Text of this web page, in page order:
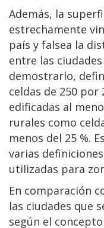
Además, la
estrechamente
país y falsea la
entre las
demostrarlo,
celdas de 250
edificadas al
rurales como
menos del 25 %.
varias
utilizadas para
En comparación
las ciudades que
según el